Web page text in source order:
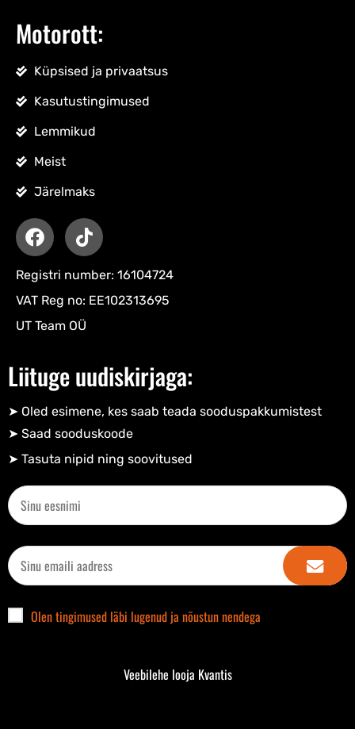
Motorott:
Küpsised ja privaatsus
Kasutustingimused
Lemmikud
Meist
Järelmaks
Registri number: 16104724
VAT Reg no: EE102313695
UT Team OÜ
Liituge uudiskirjaga:
➤ Oled esimene, kes saab teada sooduspakkumistest
➤ Saad sooduskoode​
➤ Tasuta nipid ning soovitused​
Olen tingimused läbi lugenud ja nõustun nendega
Veebilehe looja Kvantis